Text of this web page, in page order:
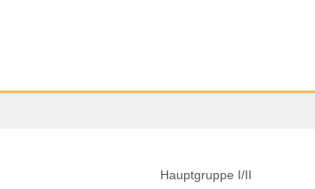
Hauptgruppe I/II